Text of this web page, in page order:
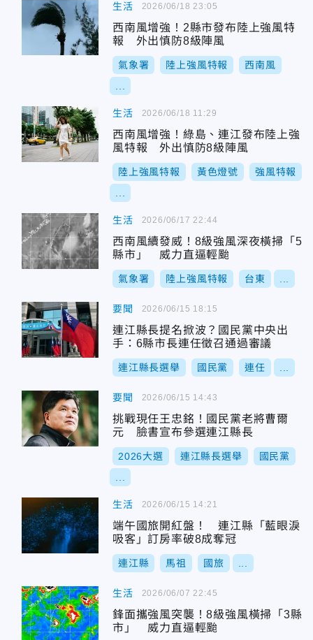
生活
西南風增強！2縣市發布陸上強風特
報 外出慎防8級陣風
氣象署 陸上強風特報 西南風
2026/06/18 23:05
生活
西南風增強！綠島、連江發布陸上強
風特報 外出慎防8級陣風
陸上強風特報 黃色燈號 強風特報
2026/06/18 11:29
生活
西南風續發威！8級強風深夜橫掃「5
縣市」 威力直逼輕颱
氣象署 陸上強風特報 台東
2026/06/17 22:44
要聞
連江縣長提名掀波？國民黨中央出
手：6縣市長連任徵召通過審議
連江縣長選舉 國民黨 連任
2026/06/15 18:15
要聞
挑戰現任王忠銘！國民黨老將曹爾
元 臉書宣布參選連江縣長
2026大選 連江縣長選舉 國民黨
2026/06/15 14:43
生活
端午國旅開紅盤！ 連江縣「藍眼淚
吸客」訂房率破8成奪冠
連江縣 馬祖 國旅
2026/06/15 14:21
生活
鋒面攜強風突襲！8級強風橫掃「3縣
市」 威力直逼輕颱
2026/06/07 22:45